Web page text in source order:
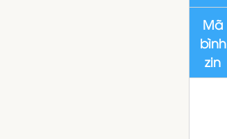
Mã
bình
zin